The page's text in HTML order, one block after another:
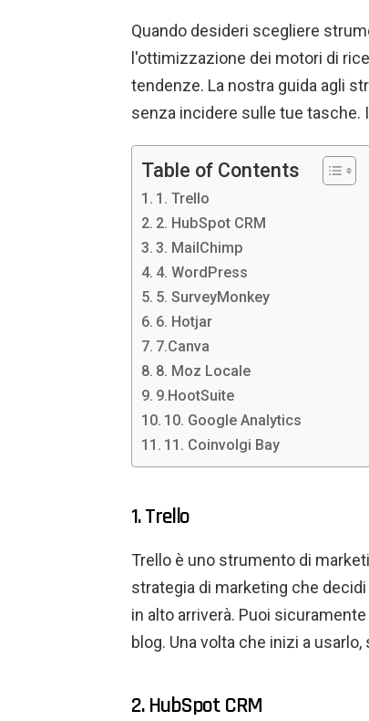
Quando desideri scegliere
l'ottimizzazione dei motori di
tendenze. La nostra guida agli
senza incidere sulle tue tasche.
Table of Contents
1. Trello
2. HubSpot CRM
3. MailChimp
4. WordPress
5. SurveyMonkey
6. Hotjar
7.Canva
8. Moz Locale
9.HootSuite
10. Google Analytics
11. Coinvolgi Bay
1. Trello
Trello è uno strumento di
strategia di marketing che
in alto arriverà. Puoi
blog. Una volta che inizi a
2. HubSpot CRM